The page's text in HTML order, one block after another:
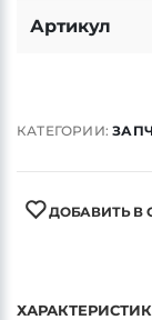
Артикул
КАТЕГОРИИ:
ДОБАВИТЬ В